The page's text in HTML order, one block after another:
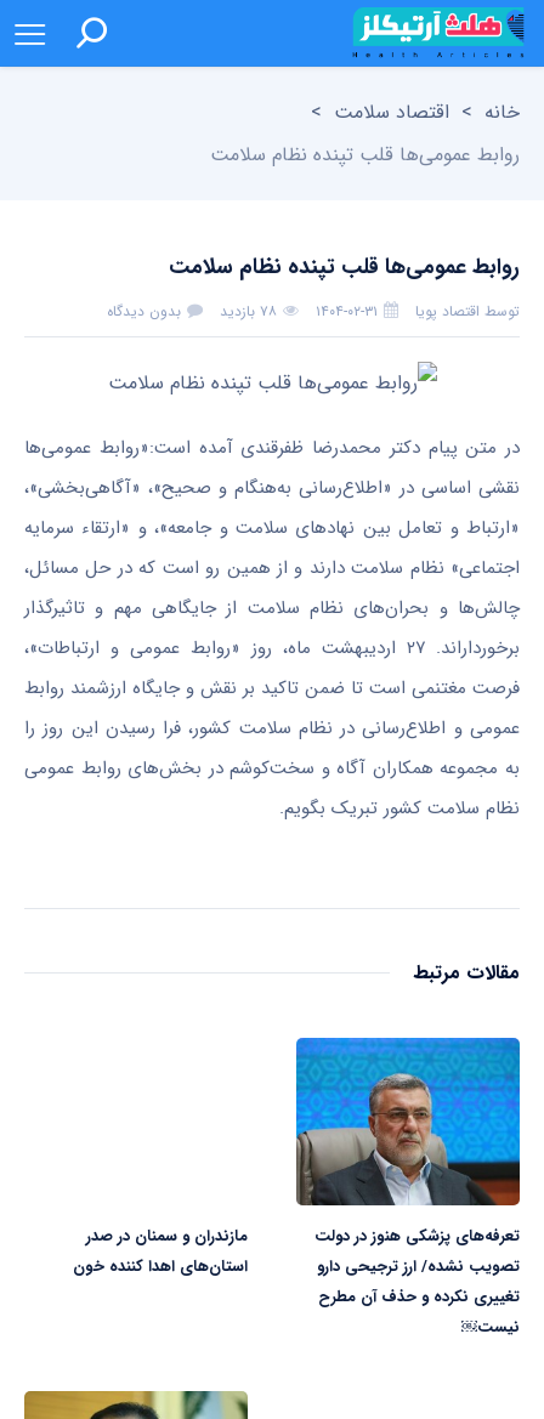
خانه > اقتصاد سلامت >
روابط عمومی‌ها قلب تپنده نظام سلامت
روابط عمومی‌ها قلب تپنده نظام سلامت
توسط اقتصاد پویا ۱۴۰۴-۰۲-۳۱ ۷۸ بازدید بدون دیدگاه
در متن پیام دکتر محمدرضا ظفرقندی آمده است:«روابط عمومی‌ها
نقشی اساسی در «اطلاع‎‌رسانی به‌هنگام و صحیح»، «آگاهی‌بخشی»،
«ارتباط و تعامل بین نهادهای سلامت و جامعه»، و «ارتقاء سرمایه
اجتماعی» نظام سلامت دارند و از همین رو است که در حل مسائل،
چالش‌ها و بحران‌های نظام سلامت از جایگاهی مهم و تاثیرگذار
برخورداراند. ۲۷ اردیبهشت ماه، روز «روابط عمومی و ارتباطات»،
فرصت مغتنمی است تا ضمن تاکید بر نقش و جایگاه ارزشمند روابط
عمومی و اطلاع‌رسانی در نظام سلامت کشور، فرا رسیدن این روز را
به مجموعه همکاران آگاه و سخت‌کوشم در بخش‌های روابط عمومی‌
نظام سلامت کشور تبریک بگویم.
مقالات مرتبط
تعرفه‌های پزشکی هنوز در دولت
تصویب نشده/ ارز ترجیحی دارو
تغییری نکرده و حذف آن مطرح
نیست￼
مازندران و سمنان در صدر
استان‌های اهدا کننده خون